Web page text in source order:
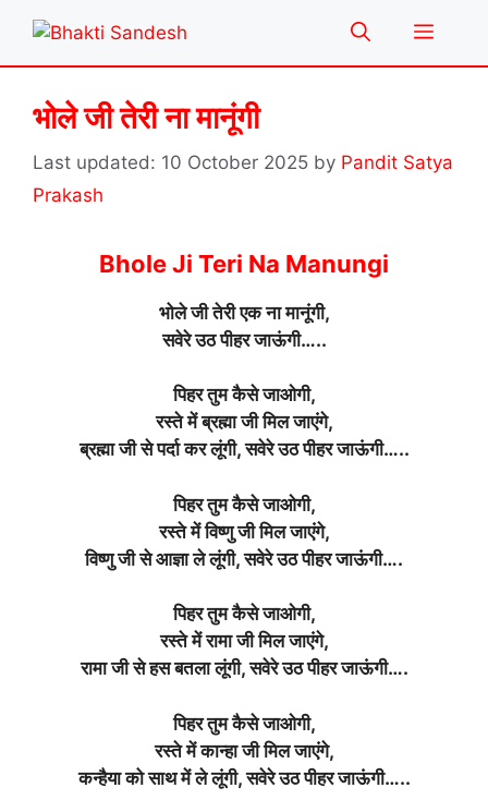
content
Menu
भोले जी तेरी ना मानूंगी
10 October 2025 by Pandit Satya
Prakash
Bhole Ji Teri Na Manungi
भोले जी तेरी एक ना मानूंगी,
सवेरे उठ पीहर जाऊंगी…..
पिहर तुम कैसे जाओगी,
रस्ते में ब्रह्मा जी मिल जाएंगे,
ब्रह्मा जी से पर्दा कर लूंगी, सवेरे उठ पीहर जाऊंगी…..
पिहर तुम कैसे जाओगी,
रस्ते में विष्णु जी मिल जाएंगे,
विष्णु जी से आज्ञा ले लूंगी, सवेरे उठ पीहर जाऊंगी….
पिहर तुम कैसे जाओगी,
रस्ते में रामा जी मिल जाएंगे,
रामा जी से हस बतला लूंगी, सवेरे उठ पीहर जाऊंगी….
पिहर तुम कैसे जाओगी,
रस्ते में कान्हा जी मिल जाएंगे,
कन्हैया को साथ में ले लूंगी, सवेरे उठ पीहर जाऊंगी…..